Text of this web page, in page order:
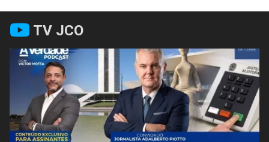
FacebookWhatsappTwitterMessengerTelegramGettr
TV JCO